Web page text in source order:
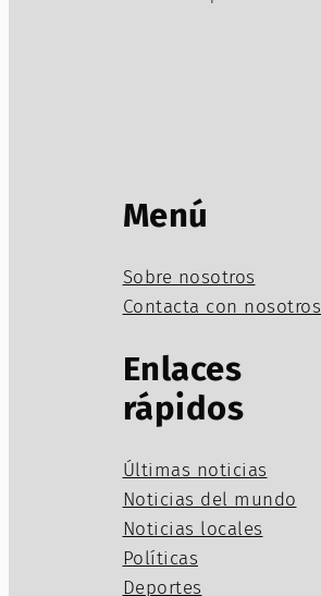
Menú
Sobre nosotros
Contacta con nosotros
Enlaces
rápidos
Últimas noticias
Noticias del mundo
Noticias locales
Políticas
Deportes